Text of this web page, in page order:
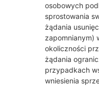
osobowych
sprostowania
żądania
zapomnianym)
okoliczności
żądania
przypadkach
wniesienia